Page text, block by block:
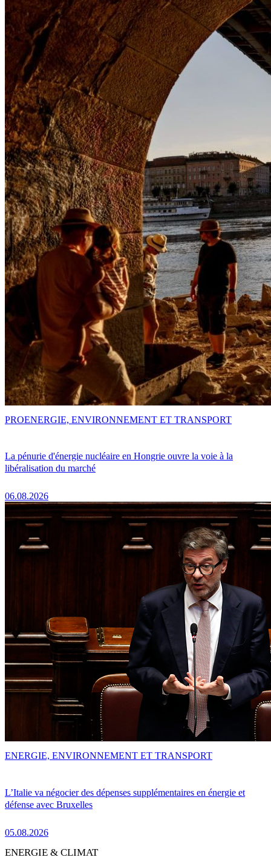
La pénurie d'énergie nucléaire en Hongrie ouvre la voie à la
libéralisation du marché
06.08.2026
PROENERGIE, ENVIRONNEMENT ET TRANSPORT
L’Italie va négocier des dépenses supplémentaires en énergie et
défense avec Bruxelles
05.08.2026
ENERGIE, ENVIRONNEMENT ET TRANSPORT
ENERGIE & CLIMAT